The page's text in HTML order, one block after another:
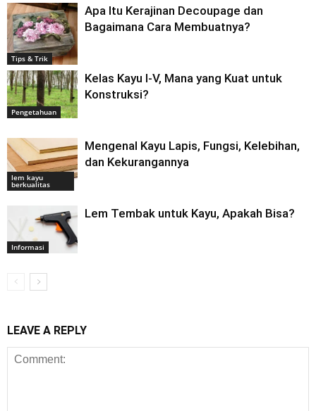
Tips & Trik
Apa Itu Kerajinan Decoupage dan
Bagaimana Cara Membuatnya?
Pengetahuan
Kelas Kayu I-V, Mana yang Kuat untuk
Konstruksi?
lem kayu
berkualitas
Mengenal Kayu Lapis, Fungsi, Kelebihan,
dan Kekurangannya
Informasi
Lem Tembak untuk Kayu, Apakah Bisa?
LEAVE A REPLY